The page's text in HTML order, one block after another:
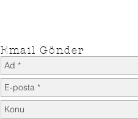
Email Gönder